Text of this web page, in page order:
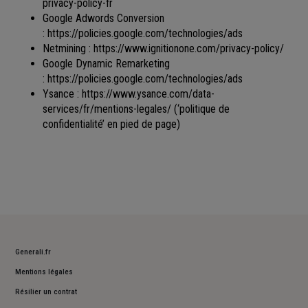
privacy-policy-fr
Google Adwords Conversion
: https://policies.google.com/technologies/ads
Netmining : https://www.ignitionone.com/privacy-policy/
Google Dynamic Remarketing
: https://policies.google.com/technologies/ads
Ysance : https://www.ysance.com/data-
services/fr/mentions-legales/ (‘politique de
confidentialité’ en pied de page)
Generali.fr
Mentions légales
Résilier un contrat